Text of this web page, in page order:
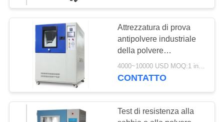
Camera di umidità
di temperatura
17
Attrezzatura di prova
antipolvere industriale
della polvere
dell'attrezzatura di prova
di resistenza della
sabbia della polvere del
laboratorio di Liyi Ip6x
4000~10000 USD MOQ:1 insieme
CONTATTO
Test di resistenza alla